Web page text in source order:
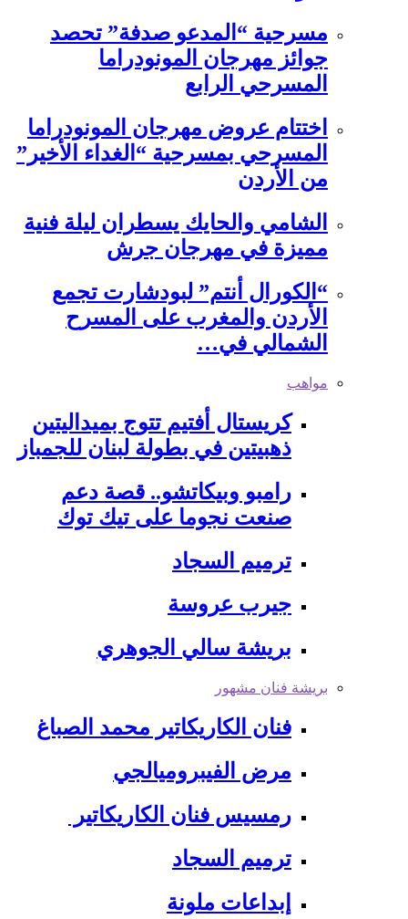
مسرحية “المدعو صدفة” تحصد
جوائز مهرجان المونودراما
المسرحي الرابع
اختتام عروض مهرجان المونودراما
المسرحي بمسرحية “الغداء الأخير”
من الأردن
الشامي والحايك يسطران ليلة فنية
مميزة في مهرجان جرش
“الكورال أنتم” لبودشارت تجمع
الأردن والمغرب على المسرح
الشمالي في…
مواهب
كريستال أفتيم تتوج بميداليتين
ذهبيتين في بطولة لبنان للجمباز
رامبو وبيكاتشو.. قصة دعم
صنعت نجوما على تيك توك
ترميم السجاد
جيرب عروسة
بريشة سالي الجوهري
بريشة فنان مشهور
فنان الكاريكاتير محمد الصباغ
مرض الفيبروميالجي
رمسيس فنان الكاريكاتير
ترميم السجاد
إبداعات ملونة